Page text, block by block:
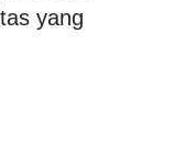
yang